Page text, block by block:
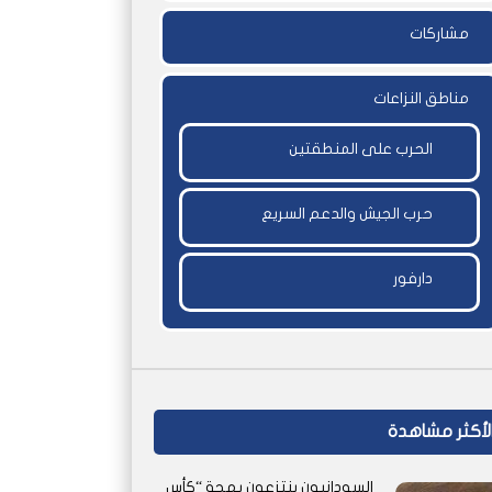
مشاركات
مناطق النزاعات
الحرب على المنطقتين
حرب الجيش والدعم السريع
دارفور
مشاهدة
السودانيون ينتزعون بهجة “كأس